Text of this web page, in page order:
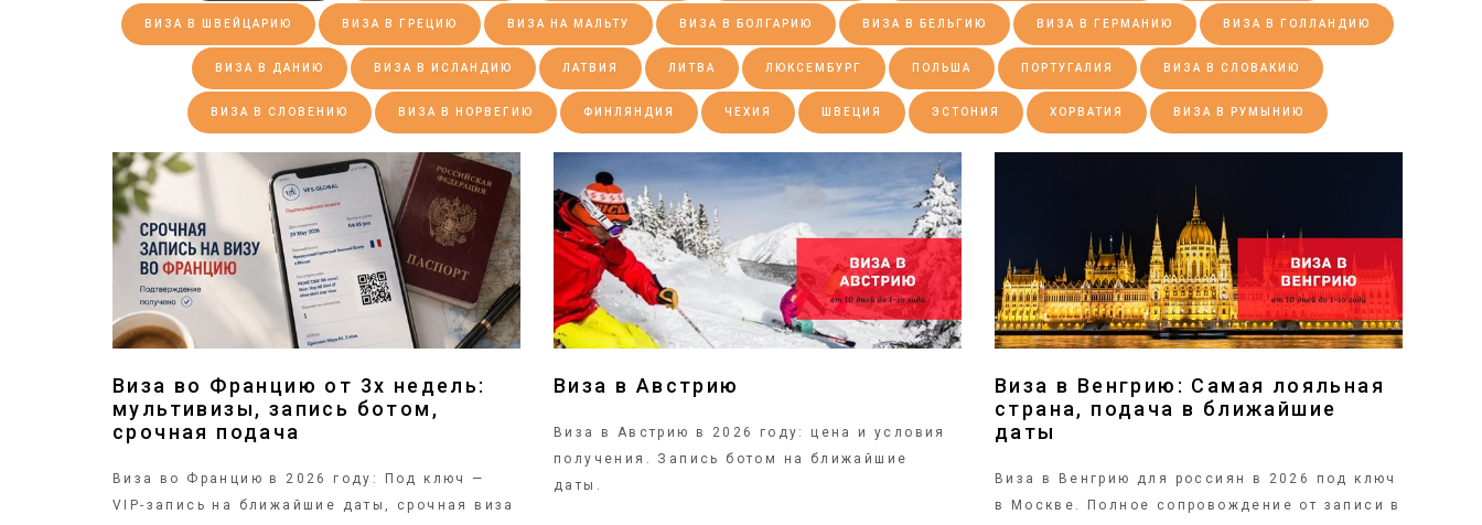
ВИЗА В ШВЕЙЦАРИЮ ВИЗА В ГРЕЦИЮ ВИЗА НА МАЛЬТУ ВИЗА В БОЛГАРИЮ ВИЗА В БЕЛЬГИЮ ВИЗА В ГЕРМАНИЮ ВИЗА В ГОЛЛАНДИЮ
ВИЗА В ДАНИЮ ВИЗА В ИСЛАНДИЮ ЛАТВИЯ ЛИТВА ЛЮКСЕМБУРГ ПОЛЬША ПОРТУГАЛИЯ ВИЗА В СЛОВАКИЮ
ВИЗА В СЛОВЕНИЮ ВИЗА В НОРВЕГИЮ ФИНЛЯНДИЯ ЧЕХИЯ ШВЕЦИЯ ЭСТОНИЯ ХОРВАТИЯ ВИЗА В РУМЫНИЮ
ПОДРОБНЕЕ
Виза во Францию от 3х недель:
мультивизы, запись ботом,
срочная подача
Виза во Францию в 2026 году: Под ключ —
VIP-запись на ближайшие даты, срочная виза
ПОДРОБНЕЕ
Виза в Австрию
Виза в Австрию в 2026 году: цена и условия
получения. Запись ботом на ближайшие
даты.
ПОДРОБНЕЕ
Виза в Венгрию: Самая лояльная
страна, подача в ближайшие
даты
Виза в Венгрию для россиян в 2026 под ключ
в Москве. Полное сопровождение от записи в